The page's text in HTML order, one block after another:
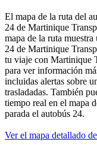
El mapa de la ruta del
24 de Martinique
mapa de la ruta muestra
24 de Martinique
tu viaje con Martinique
para ver información
incluidas alertas sobre
trasladadas. También
tiempo real en el mapa
parada el autobús 24.
Ver el mapa detallado